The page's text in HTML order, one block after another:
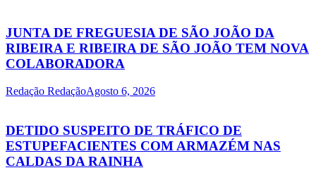
JUNTA DE FREGUESIA DE SÃO JOÃO DA
RIBEIRA E RIBEIRA DE SÃO JOÃO TEM NOVA
COLABORADORA
Redação RedaçãoAgosto 6, 2026
DETIDO SUSPEITO DE TRÁFICO DE
ESTUPEFACIENTES COM ARMAZÉM NAS
CALDAS DA RAINHA